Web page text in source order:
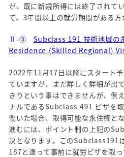
が、既に新規所得には終了されて
て、3年間以上の就労期間がある方
Ⅱ-③
Subclass 191 技術地域の
Residence (Skilled Regional)
2022年11月17日以降にスタート
ていますが、まだ詳しく詳細が出
きりという事はできませんが、例
ナルであるSubclass 491 ビザを
働いた場合、取得可能な永住権と
進むには、ポイント制の上記の
決となります。このSubclass191
187と違って事前に就労ビザを取